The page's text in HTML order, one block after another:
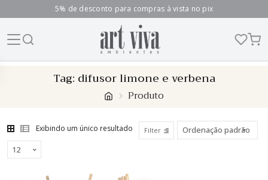
5% de desconto para compras à vista no pix
Tag: difusor limone e verbena
Produto
Exibindo um único resultado Filter